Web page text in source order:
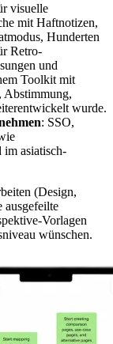
visuelle
mit Haftnotizen,
Hunderten
Retro-
und
Toolkit mit
Abstimmung,
wurde.
: SSO,
im asiatisch-
(Design,
ausgefeilte
Vorlagen
wünschen.